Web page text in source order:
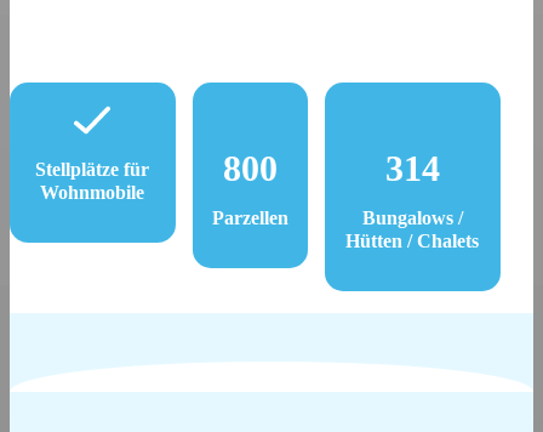
Stellplätze für
Wohnmobile
800
Parzellen
314
Bungalows /
Hütten / Chalets